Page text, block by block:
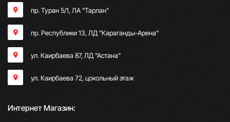
пр. Туран 5/1, ЛА "Тарлан"
пр. Республики 13, ​ЛД "Караганды-Арена"
ул. Каирбаева 87, ЛД "Астана"
ул. Каирбаева 72, цокольный этаж
Интернет Магазин: